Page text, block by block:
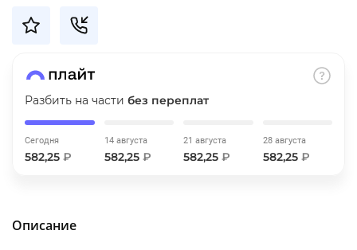
Разбить на части без переплат
Сегодня
582,25 ₽
14 августа
582,25 ₽
21 августа
582,25 ₽
28 августа
582,25 ₽
Описание
недели
8 800 302-02-51